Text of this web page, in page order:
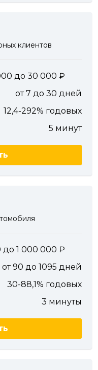
клиентов
до 30 000
от 7 до 30 дней
12,4-292% годовых
5 минут
до 1 000 000
от 90 до 1095 дней
30-88,1% годовых
3 минуты